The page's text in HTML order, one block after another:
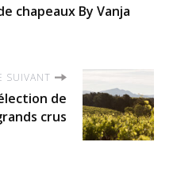
chapeaux By Vanja
SUIVANT
de
crus